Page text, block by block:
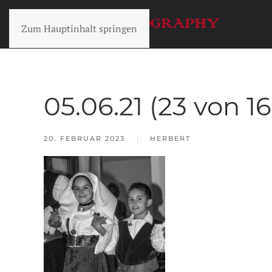
Zum Hauptinhalt springen
05.06.21 (23 von
20. FEBRUAR 2023 HERBERT